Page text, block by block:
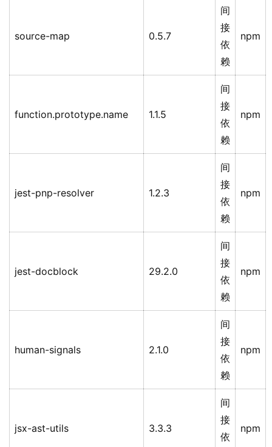
source-map 0.5.7
间
接
依
赖
npm
function.prototype.name 1.1.5
间
接
依
赖
npm
jest-pnp-resolver 1.2.3
间
接
依
赖
npm
jest-docblock 29.2.0
间
接
依
赖
npm
human-signals 2.1.0
间
接
依
赖
npm
jsx-ast-utils 3.3.3
间
接
依
npm